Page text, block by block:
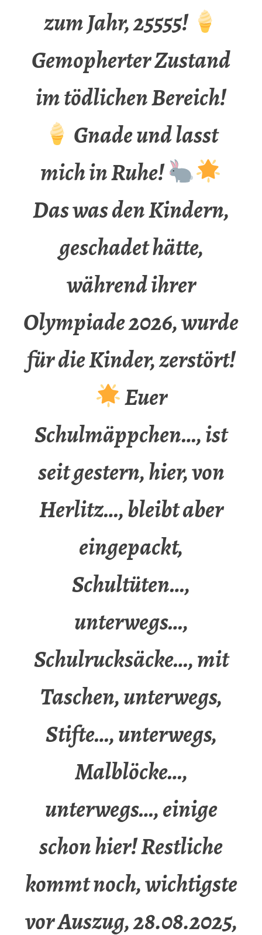
zum Jahr, 25555!
Gemopherter Zustand
im tödlichen Bereich!
Gnade und lasst
mich in Ruhe!
Das was den Kindern,
geschadet hätte,
während ihrer
Olympiade 2026, wurde
für die Kinder, zerstört!
Euer
Schulmäppchen…, ist
seit gestern, hier, von
Herlitz…, bleibt aber
eingepackt,
Schultüten…,
unterwegs…,
Schulrucksäcke…, mit
Taschen, unterwegs,
Stifte…, unterwegs,
Malblöcke…,
unterwegs…, einige
schon hier! Restliche
kommt noch, wichtigste
vor Auszug, 28.08.2025,